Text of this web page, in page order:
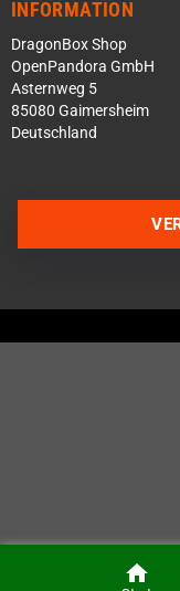
NES Modul Gehäuse
INFORMATION
DragonBox Shop
OpenPandora GmbH
Asternweg 5
85080 Gaimersheim
Deutschland